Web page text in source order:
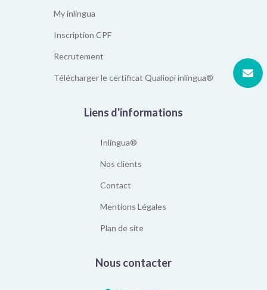
My inlingua
Inscription CPF
Recrutement
Télécharger le certificat Qualiopi inlingua®
Liens d'informations
Inlingua®
Nos clients
Contact
Mentions Légales
Plan de site
Nous contacter